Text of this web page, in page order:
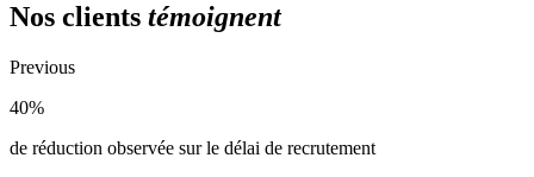
Nos clients témoignent
Previous
40%
de réduction observée sur le délai de recrutement